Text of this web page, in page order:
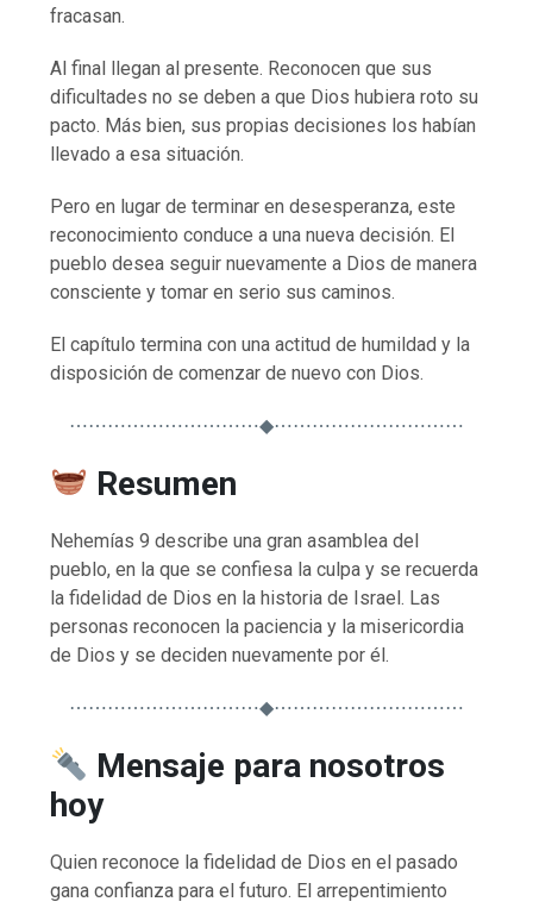
fracasan.
Al final llegan al presente. Reconocen que sus
dificultades no se deben a que Dios hubiera roto su
pacto. Más bien, sus propias decisiones los habían
llevado a esa situación.
Pero en lugar de terminar en desesperanza, este
reconocimiento conduce a una nueva decisión. El
pueblo desea seguir nuevamente a Dios de manera
consciente y tomar en serio sus caminos.
El capítulo termina con una actitud de humildad y la
disposición de comenzar de nuevo con Dios.
⋯⋯⋯⋯⋯⋯⋯⋯⋯⋯◆⋯⋯⋯⋯⋯⋯⋯⋯⋯⋯
Resumen
Nehemías 9 describe una gran asamblea del
pueblo, en la que se confiesa la culpa y se recuerda
la fidelidad de Dios en la historia de Israel. Las
personas reconocen la paciencia y la misericordia
de Dios y se deciden nuevamente por él.
⋯⋯⋯⋯⋯⋯⋯⋯⋯⋯◆⋯⋯⋯⋯⋯⋯⋯⋯⋯⋯
Mensaje para nosotros
hoy
Quien reconoce la fidelidad de Dios en el pasado
gana confianza para el futuro. El arrepentimiento